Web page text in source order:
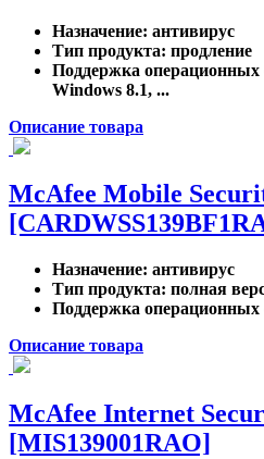
Назначение: антивирус
Тип продукта: продление
Поддержка операционных
Windows 8.1, ...
Описание товара
McAfee Mobile
Назначение: антивирус
Тип продукта: полная
Поддержка операционных
Описание товара
McAfee Internet
[MIS139001RAO]